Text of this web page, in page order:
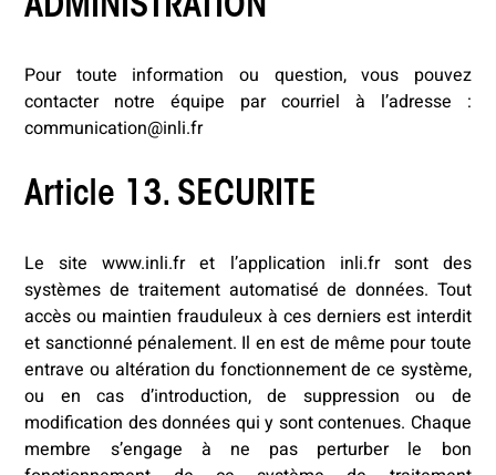
ADMINISTRATION
Pour toute information ou question, vous pouvez
contacter notre équipe par courriel à l’adresse :
communication@inli.fr
Article 13. SECURITE
Le site www.inli.fr et l’application inli.fr sont des
systèmes de traitement automatisé de données. Tout
accès ou maintien frauduleux à ces derniers est interdit
et sanctionné pénalement. Il en est de même pour toute
entrave ou altération du fonctionnement de ce système,
ou en cas d’introduction, de suppression ou de
modification des données qui y sont contenues. Chaque
membre s’engage à ne pas perturber le bon